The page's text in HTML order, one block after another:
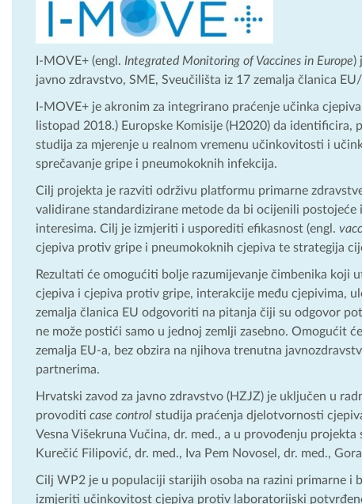
I-MOVE+ (engl. Integrated Monitoring of Vaccines in Europe)
javno zdravstvo, SME, Sveučilišta iz 17 zemalja članica
I-MOVE+ je akronim za integrirano praćenje učinka
listopad 2018.) Europske Komisije (H2020) da
studija za mjerenje u realnom vremenu učinkovitosti i
sprečavanje gripe i pneumokoknih infekcija.
Cilj projekta je razviti održivu platformu primarne
validirane standardizirane metode da bi ocijenili
interesima. Cilj je izmjeriti i usporediti efikasnost (engl.
cjepiva protiv gripe i pneumokoknih cjepiva te strategija
Rezultati će omogućiti bolje razumijevanje čimbenika koji
cjepiva i cjepiva protiv gripe, interakcije među cjepivima,
zemalja članica EU odgovoriti na pitanja čiji su odgovor
ne može postići samo u jednoj zemlji zasebno. Omogućit
zemalja EU-a, bez obzira na njihova trenutna
partnerima.
Hrvatski zavod za javno zdravstvo (HZJZ) je uključen u
provoditi case control studija praćenja djelotvornosti
Vesna Višekruna Vučina, dr. med., a u provođenju
Kurečić Filipović, dr. med., Iva Pem Novosel, dr. med.,
Cilj WP2 je u populaciji starijih osoba na razini primarne i
izmjeriti učinkovitost cjepiva protiv laboratorijski